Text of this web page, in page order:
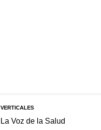
VERTICALES
La Voz de la Salud